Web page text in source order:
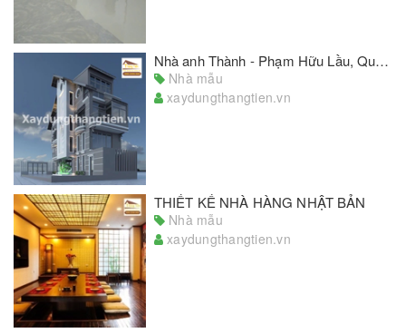
Nhà anh Thành - Phạm Hữu Lầu, Quận 7
Nhà mẫu
xaydungthangtien.vn
THIẾT KẾ NHÀ HÀNG NHẬT BẢN
Nhà mẫu
xaydungthangtien.vn